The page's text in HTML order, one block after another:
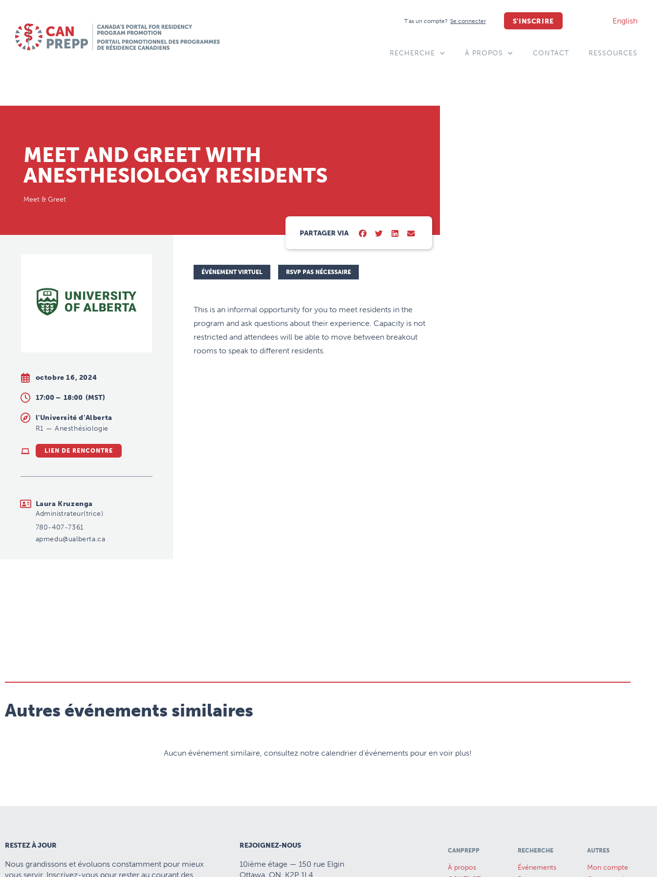
T'as un compte? Se connecter S'INSCRIRE English
RECHERCHE À PROPOS CONTACT RESSOURCES
MEET AND GREET WITH
ANESTHESIOLOGY RESIDENTS
Meet & Greet
octobre 16, 2024
17:00 – 18:00 (MST)
l'Université d'Alberta
R1 — Anesthésiologie
LIEN DE RENCONTRE
Laura Kruzenga
Administrateur(trice)
780-407-7361
apmedu@ualberta.ca
PARTAGER VIA
ÉVÉNEMENT VIRTUEL RSVP PAS NÉCESSAIRE
This is an informal opportunity for you to meet residents in the
program and ask questions about their experience. Capacity is not
restricted and attendees will be able to move between breakout
rooms to speak to different residents.
Autres événements similaires
Aucun événement similaire, consultez notre calendrier d'événements pour en voir plus!
RESTEZ À JOUR
Nous grandissons et évoluons constamment pour mieux
vous servir. Inscrivez-vous pour rester au courant des
REJOIGNEZ-NOUS
10ième étage — 150 rue Elgin
Ottawa, ON K2P 1L4
CANPREPP
À propos
RECHERCHE
Événements
AUTRES
Mon compte